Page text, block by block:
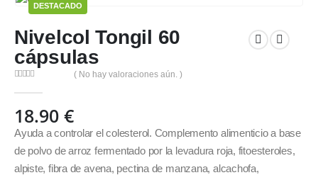
DESTACADO
Nivelcol Tongil 60
cápsulas
( No hay valoraciones aún. )
18.90 €
Ayuda a controlar el colesterol. Complemento alimenticio a base
de polvo de arroz fermentado por la levadura roja, fitoesteroles,
alpiste, fibra de avena, pectina de manzana, alcachofa,